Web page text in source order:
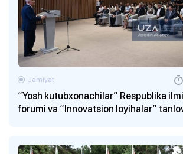
“Yosh kutubxonachilar” Respublika
forumi va “Innovatsion loyihalar”
Jamiyat